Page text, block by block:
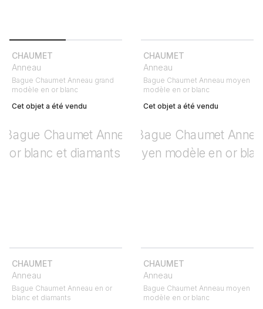
CHAUMET
Anneau
Bague Chaumet Anneau grand
modèle en or blanc
Cet objet a été vendu
CHAUMET
Anneau
Bague Chaumet Anneau moyen
modèle en or blanc
Cet objet a été vendu
CHAUMET
Anneau
Bague Chaumet Anneau en or
blanc et diamants
CHAUMET
Anneau
Bague Chaumet Anneau moyen
modèle en or blanc